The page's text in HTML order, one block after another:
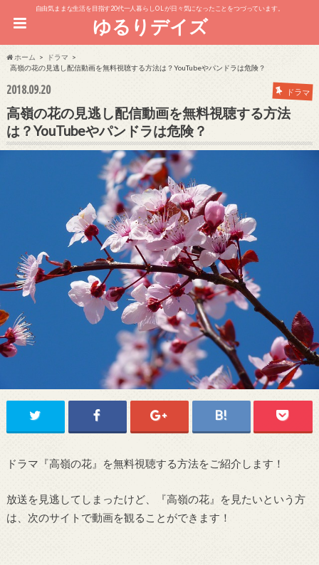
自由気ままな生活を目指す20代一人暮らしOL が日々気になったことをつづっています。
ゆるりデイズ
ホーム
ドラマ
高嶺の花の見逃し配信動画を無料視聴する方法は？YouTubeやパンドラは危険？
2018.09.20 ドラマ
高嶺の花の見逃し配信動画を無料視聴する方法
は？YouTubeやパンドラは危険？
ドラマ『高嶺の花』を無料視聴する方法をご紹介します！
放送を見逃してしまったけど、『高嶺の花』を見たいという方
は、次のサイトで動画を観ることができます！